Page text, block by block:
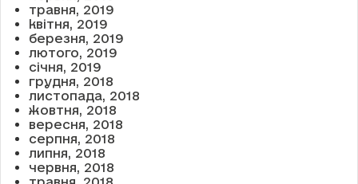
травня, 2019
квітня, 2019
березня, 2019
лютого, 2019
січня, 2019
грудня, 2018
листопада, 2018
жовтня, 2018
вересня, 2018
серпня, 2018
липня, 2018
червня, 2018